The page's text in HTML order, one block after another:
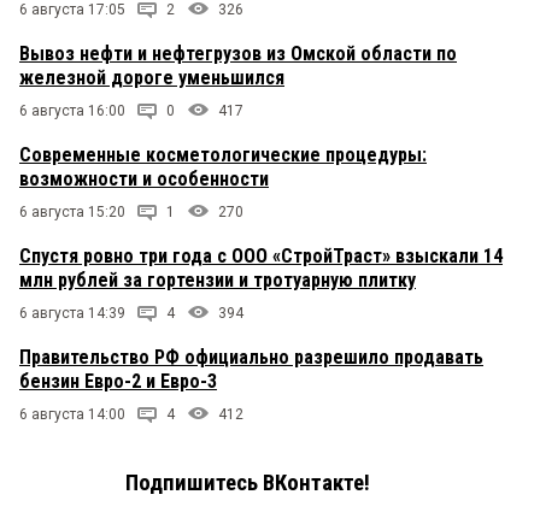
6 августа 17:05 2 326
Вывоз нефти и нефтегрузов из Омской области по
железной дороге уменьшился
6 августа 16:00 0 417
Современные косметологические процедуры:
возможности и особенности
6 августа 15:20 1 270
Спустя ровно три года с ООО «СтройТраст» взыскали 14
млн рублей за гортензии и тротуарную плитку
6 августа 14:39 4 394
Правительство РФ официально разрешило продавать
бензин Евро-2 и Евро-3
6 августа 14:00 4 412
Подпишитесь ВКонтакте!